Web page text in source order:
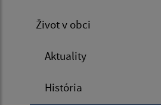
Život v obci
Aktuality
História